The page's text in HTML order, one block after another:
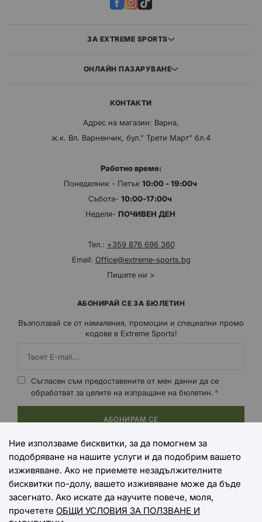
ЗА EXTREME SPORTS
ОНЛАЙН ПАЗАРУВАНЕ
КОНТАКТИ
Адрес на магазин: Варна,
ж.к. Вл. Варненчик, бул." Трети Март" бл.4
Работно време:
Понеделник - Петък 10:00 - 19:00ч
Събота- 10:00-17:00ч
Неделя- ПОЧИВЕН ДЕН
Тел.: +359 876 696 360
Email: Office@extreme-sports.bg
Пишете ни >
АБОНИРАЙ СЕ ЗА БЮЛЕТИН
Възползвай се от намаления, промоции и специални промо
кодове в Extreme Sports!
Съгласен съм предоставените от мен данни да се
обработват за целите на изпращане на бюлетин.
АБОНИРАМ СЕ
НАЧИНИ НА ПЛАЩАНЕ
НАЧИНИ НА ДОСТАВКА
Ние използваме бисквитки, за да помогнем за
подобряване на нашите услуги и да подобрим вашето
изживяване. Ако не приемете незадължителните
бисквитки по-долу, вашето изживяване може да бъде
засегнато. Ако искате да научите повече, моля,
прочетете ОБЩИ УСЛОВИЯ ЗА ПОЛЗВАНЕ И